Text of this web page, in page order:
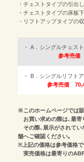
・チェストタイプの引出
・チェストタイプの床板
・リフトアップタイプの
A．シングルチェス
参考売価
B．シングルリフト
参考売価
※このホームページでは
お買い求めの際は､最寄
その際､展示がされてい
舗へご確認ください｡
※上記の価格は参考価格
実売価格は最寄りの